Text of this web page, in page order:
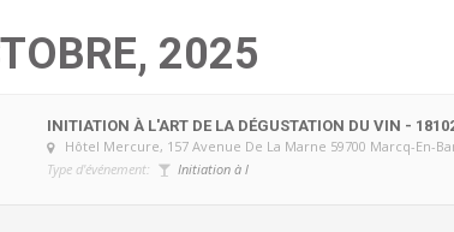
2025
INITIATION À L'ART DE LA DÉGUSTATION DU VIN -
Hôtel Mercure, 157 Avenue De La Marne 59700 Marcq-En-
Type d'événement:
Initiation à l